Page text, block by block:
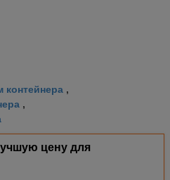
,
,
цену для